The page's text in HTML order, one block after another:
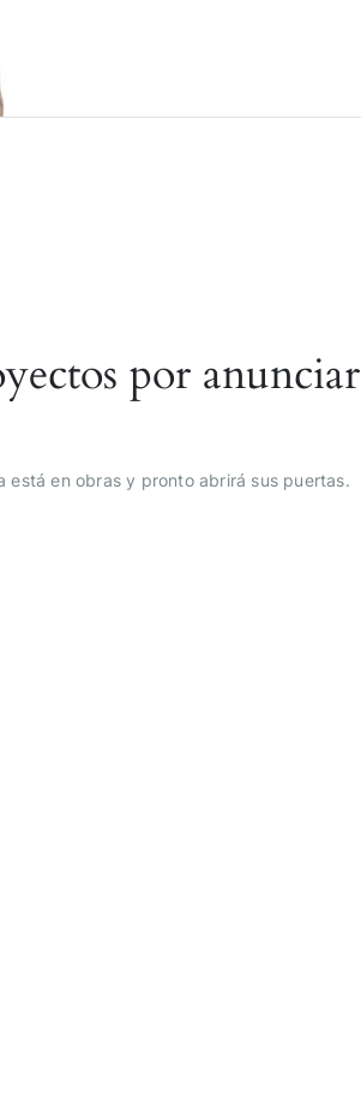
por anunciar
en obras y pronto abrirá sus puertas.